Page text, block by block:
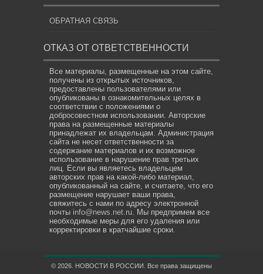
ОБРАТНАЯ СВЯЗЬ
ОТКАЗ ОТ ОТВЕТСТВЕННОСТИ
Все материалы, размещенные на этом сайте,
получены из открытых источников,
предоставлены пользователями или
опубликованы в ознакомительных целях в
соответствии с положениями о
добросовестном использовании. Авторские
права на размещенные материалы
принадлежат их владельцам. Администрация
сайта не несет ответственности за
содержание материалов и их возможное
использование в нарушение прав третьих
лиц. Если вы являетесь владельцем
авторских прав на какой-либо материал,
опубликованный на сайте, и считаете, что его
размещение нарушает ваши права,
свяжитесь с нами по адресу электронной
почты info@news.net.ru . Мы предпримем все
необходимые меры для его удаления или
корректировки в кратчайшие сроки.
© 2026. НОВОСТИ В РОССИИ. Все права защищены